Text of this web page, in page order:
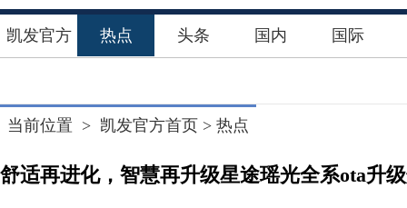
凯发官方 热点 头条 国内 国际
当前位置 > 凯发官方首页 > 热点
舒适再进化，智慧再升级星途瑶光全系ota升